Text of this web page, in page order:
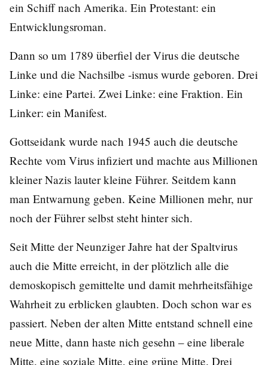
ein Schiff nach Amerika. Ein Protestant: ein
Entwicklungsroman.
Dann so um 1789 überfiel der Virus die deutsche
Linke und die Nachsilbe -ismus wurde geboren. Drei
Linke: eine Partei. Zwei Linke: eine Fraktion. Ein
Linker: ein Manifest.
Gottseidank wurde nach 1945 auch die deutsche
Rechte vom Virus infiziert und machte aus Millionen
kleiner Nazis lauter kleine Führer. Seitdem kann
man Entwarnung geben. Keine Millionen mehr, nur
noch der Führer selbst steht hinter sich.
Seit Mitte der Neunziger Jahre hat der Spaltvirus
auch die Mitte erreicht, in der plötzlich alle die
demoskopisch gemittelte und damit mehrheitsfähige
Wahrheit zu erblicken glaubten. Doch schon war es
passiert. Neben der alten Mitte entstand schnell eine
neue Mitte, dann haste nich gesehn – eine liberale
Mitte, eine soziale Mitte, eine grüne Mitte. Drei